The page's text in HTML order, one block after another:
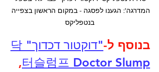
המדרגה': הגענו לפסגה - במקום הראשון בצפייה
בנטפליקס
בנוסף ל-
"דוקטור דכדוך" 닥
터슬럼프 Doctor Slump
,